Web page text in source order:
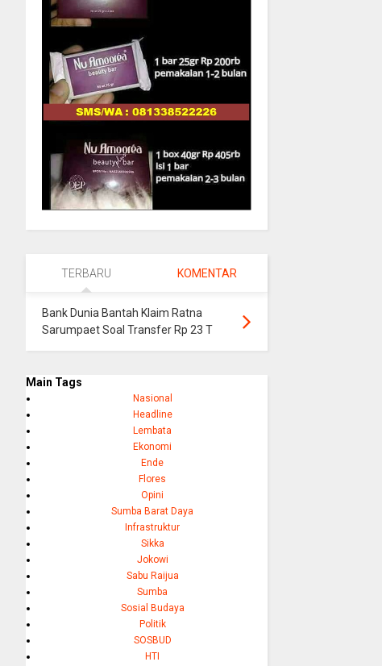
TERBARU KOMENTAR
Bank Dunia Bantah Klaim Ratna
Sarumpaet Soal Transfer Rp 23 T
Main Tags
Nasional
Headline
Lembata
Ekonomi
Ende
Flores
Opini
Sumba Barat Daya
Infrastruktur
Sikka
Jokowi
Sabu Raijua
Sumba
Sosial Budaya
Politik
SOSBUD
HTI